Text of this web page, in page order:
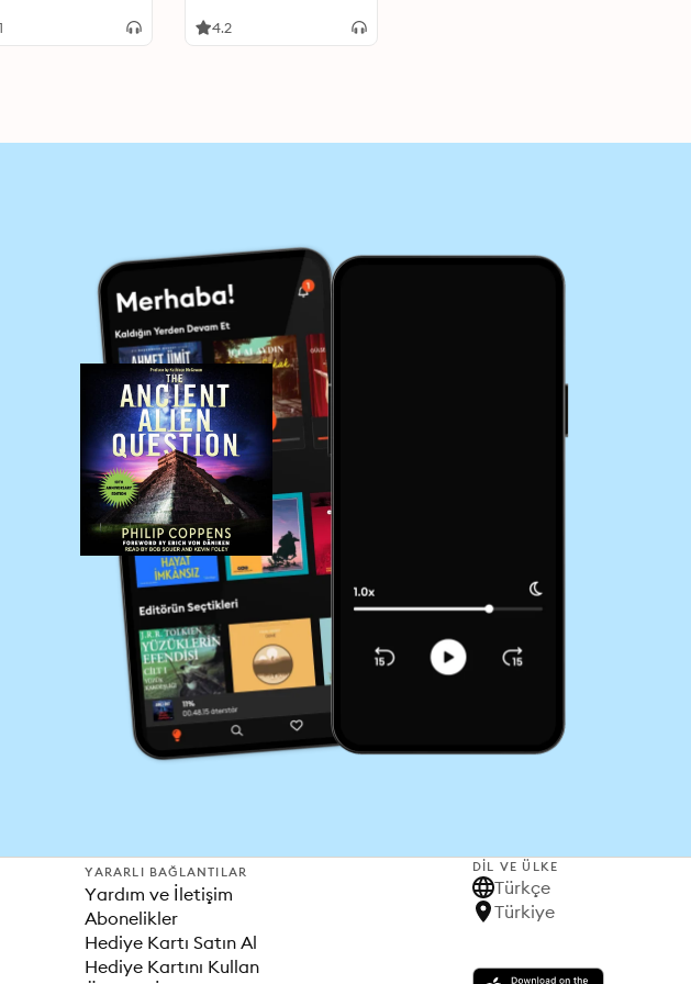
and Peoples
of Ancient Visitors
4.2
YARARLI BAĞLANTILAR
Yardım ve İletişim
Abonelikler
Hediye Kartı Satın Al
Hediye Kartını Kullan
DIL VE ÜLKE
Türkçe
Türkiye